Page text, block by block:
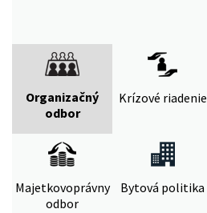
Organizačný
odbor
Krízové riadenie
Majetkovoprávny
odbor
Bytová politika